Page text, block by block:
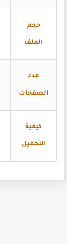
حجم
الملف
عدد
الصفحات
كيفية
التحميل